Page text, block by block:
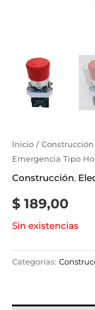
Inicio / Construcción
Emergencia Tipo
Construcción,
$ 189,00
Sin existencias
Categorías: